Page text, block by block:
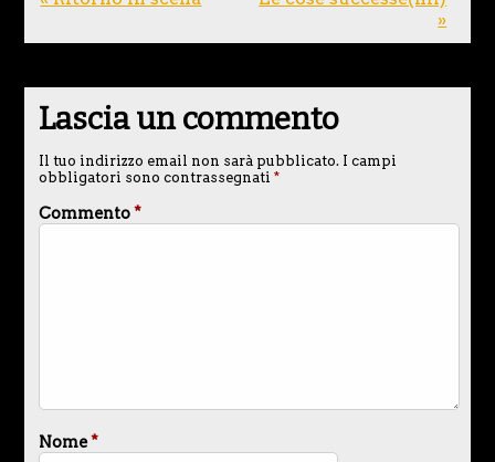
»
Lascia un commento
Il tuo indirizzo email non sarà pubblicato. I campi
obbligatori sono contrassegnati *
Commento*
Nome*